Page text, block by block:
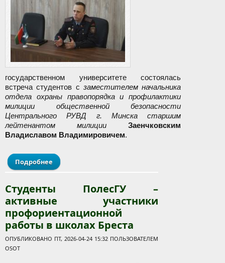
государственном университете состоялась
встреча студентов с заместителем начальника
отдела охраны правопорядка и профилактики
милиции общественной безопасности
Центрального РУВД г. Минска старшим
лейтенантом милиции Заенчковским
Владиславом Владимировичем.
Подробнее о Профилактическая встреча с сотрудником
Центрального РУВД г. Минска прошла в
Студенты ПолесГУ –
активные участники
профориентационной
работы в школах Бреста
ОПУБЛИКОВАНО ПТ, 2026-04-24 15:32 ПОЛЬЗОВАТЕЛЕМ
OSOT